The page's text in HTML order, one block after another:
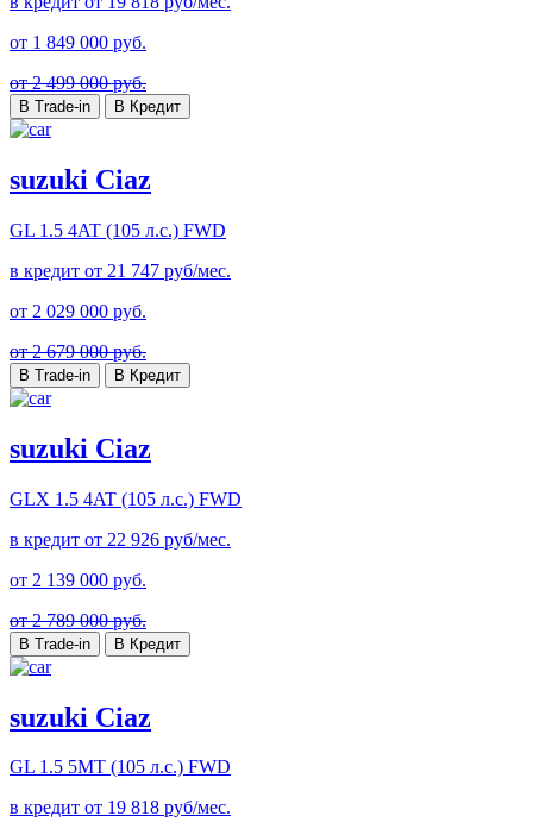
от 1 849 000 руб.
от 2 499 000 руб.
В Trade-in В Кредит
suzuki Ciaz
GL 1.5 4AT (105 л.с.) FWD
в кредит от 21 747 руб/мес.
от 2 029 000 руб.
от 2 679 000 руб.
В Trade-in В Кредит
suzuki Ciaz
GLX 1.5 4AT (105 л.с.) FWD
в кредит от 22 926 руб/мес.
от 2 139 000 руб.
от 2 789 000 руб.
В Trade-in В Кредит
suzuki Ciaz
GL 1.5 5MT (105 л.с.) FWD
в кредит от 19 818 руб/мес.